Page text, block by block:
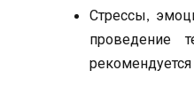
Стрессы,
проведение